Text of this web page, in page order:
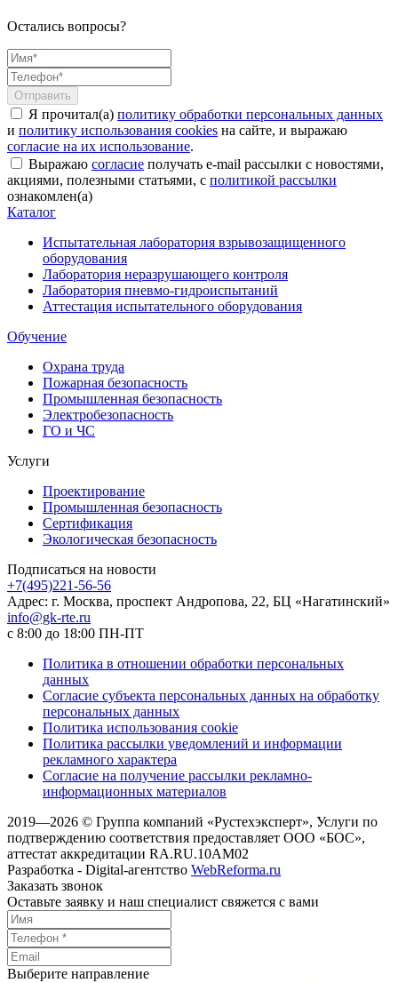
Остались вопросы?
Я прочитал(а) политику обработки персональных данных
и политику использования cookies на сайте, и выражаю
согласие на их использование.
Выражаю согласие получать e-mail рассылки с новостями,
акциями, полезными статьями, с политикой рассылки
ознакомлен(а)
Каталог
Испытательная лаборатория взрывозащищенного
оборудования
Лаборатория неразрушающего контроля
Лаборатория пневмо-гидроиспытаний
Аттестация испытательного оборудования
Обучение
Охрана труда
Пожарная безопасность
Промышленная безопасность
Электробезопасность
ГО и ЧС
Услуги
Проектирование
Промышленная безопасность
Сертификация
Экологическая безопасность
Подписаться на новости
+7(495)221-56-56
Адрес: г. Москва, проспект Андропова, 22, БЦ «Нагатинский»
info@gk-rte.ru
с 8:00 до 18:00 ПН-ПТ
Политика в отношении обработки персональных
данных
Согласие субъекта персональных данных на обработку
персональных данных
Политика использования cookie
Политика рассылки уведомлений и информации
рекламного характера
Согласие на получение рассылки рекламно-
информационных материалов
2019—2026 © Группа компаний «Рустехэксперт», Услуги по
подтверждению соответствия предоставляет ООО «БОС»,
аттестат аккредитации RA.RU.10AM02
Разработка - Digital-агентство WebReforma.ru
Заказать звонок
Оставьте заявку и наш специалист свяжется с вами
Выберите направление